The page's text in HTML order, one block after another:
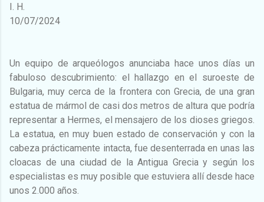
I. H.
10/07/2024
Un equipo de arqueólogos anunciaba hace unos días un
fabuloso descubrimiento: el hallazgo en el suroeste de
Bulgaria, muy cerca de la frontera con Grecia, de una gran
estatua de mármol de casi dos metros de altura que podría
representar a Hermes, el mensajero de los dioses griegos.
La estatua, en muy buen estado de conservación y con la
cabeza prácticamente intacta, fue desenterrada en unas las
cloacas de una ciudad de la Antigua Grecia y según los
especialistas es muy posible que estuviera allí desde hace
unos 2.000 años.